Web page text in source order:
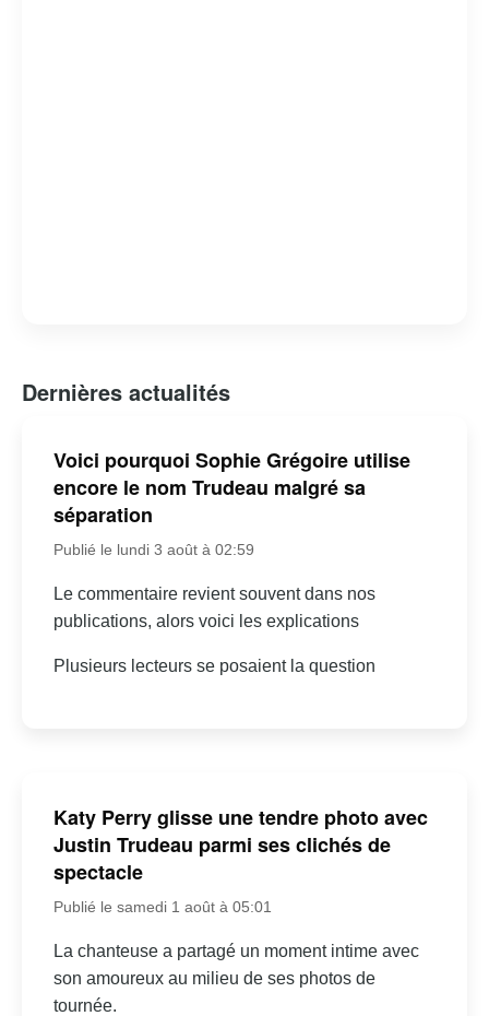
Dernières actualités
Voici pourquoi Sophie Grégoire utilise
encore le nom Trudeau malgré sa
séparation
Publié le lundi 3 août à 02:59
Le commentaire revient souvent dans nos
publications, alors voici les explications
Plusieurs lecteurs se posaient la question
Katy Perry glisse une tendre photo avec
Justin Trudeau parmi ses clichés de
spectacle
Publié le samedi 1 août à 05:01
La chanteuse a partagé un moment intime avec
son amoureux au milieu de ses photos de
tournée.